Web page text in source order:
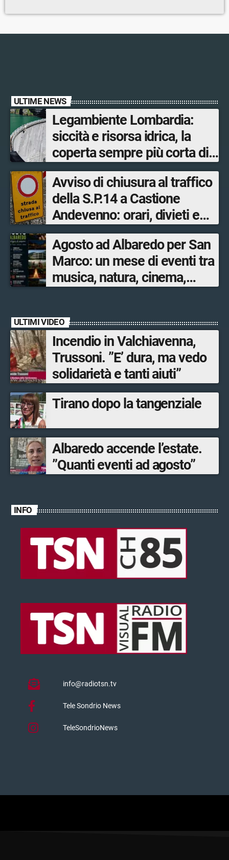
ULTIME NEWS
Legambiente Lombardia:
siccità e risorsa idrica, la
coperta sempre più corta di
una riserva in esaurimento
Avviso di chiusura al traffico
della S.P.14 a Castione
Andevenno: orari, divieti e
riapertura
Agosto ad Albaredo per San
Marco: un mese di eventi tra
musica, natura, cinema,
ULTIMI VIDEO
Incendio in Valchiavenna,
Trussoni. ”E’ dura, ma vedo
solidarietà e tanti aiuti”
Tirano dopo la tangenziale
Albaredo accende l’estate.
”Quanti eventi ad agosto”
INFO
info@radiotsn.tv
Tele Sondrio News
TeleSondrioNews